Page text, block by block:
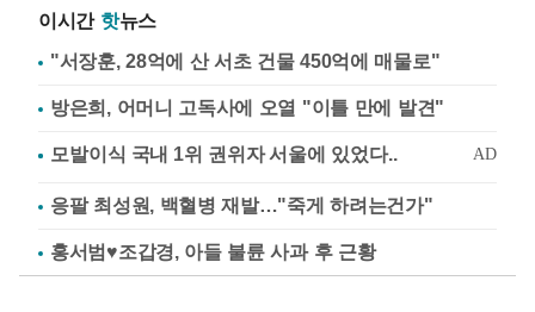
이시간 핫뉴스
"서장훈, 28억에 산 서초 건물 450억에 매물로"
방은희, 어머니 고독사에 오열 "이틀 만에 발견"
응팔 최성원, 백혈병 재발…"죽게 하려는건가"
홍서범♥조갑경, 아들 불륜 사과 후 근황